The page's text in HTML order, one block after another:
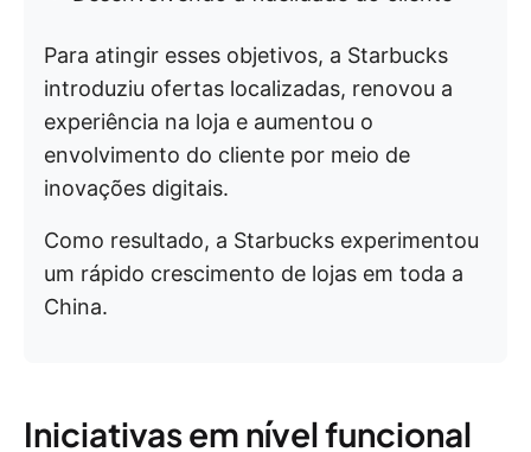
Para atingir esses objetivos, a Starbucks
introduziu ofertas localizadas, renovou a
experiência na loja e aumentou o
envolvimento do cliente por meio de
inovações digitais.
Como resultado, a Starbucks experimentou
um rápido crescimento de lojas em toda a
China.
Iniciativas em nível funcional